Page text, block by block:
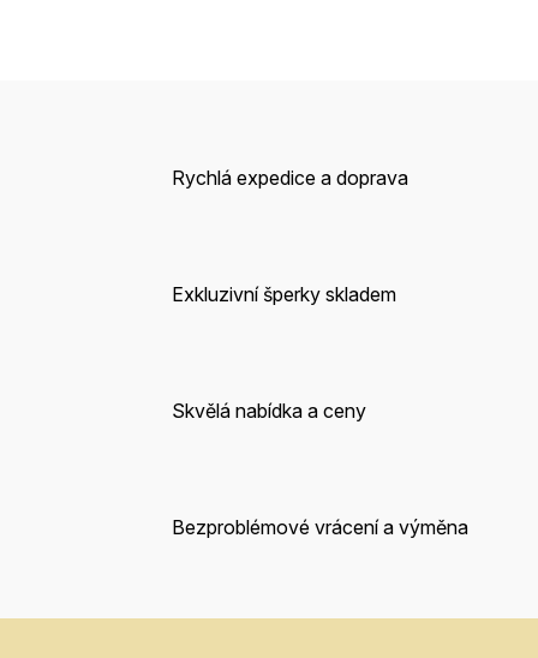
Rychlá expedice a doprava
Exkluzivní šperky skladem
Skvělá nabídka a ceny
Bezproblémové vrácení a výměna